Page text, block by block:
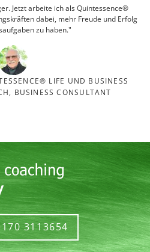
Jetzt arbeite ich als Quintessence®
dabei, mehr Freude und Erfolg
zu haben."
LIFE UND BUSINESS
BUSINESS CONSULTANT
3113654